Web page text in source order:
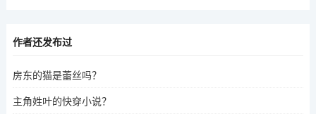
作者还发布过
房东的猫是蕾丝吗？
主角姓叶的快穿小说？